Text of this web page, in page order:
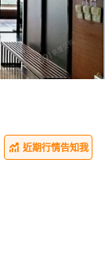
近期行情告知我